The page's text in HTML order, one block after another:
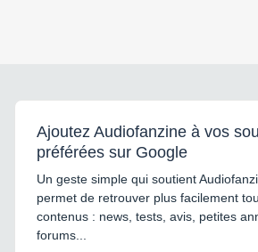
Ajoutez Audiofanzine à vos
préférées sur Google
Un geste simple qui soutient
permet de retrouver plus facilement
contenus : news, tests, avis, petites
forums...